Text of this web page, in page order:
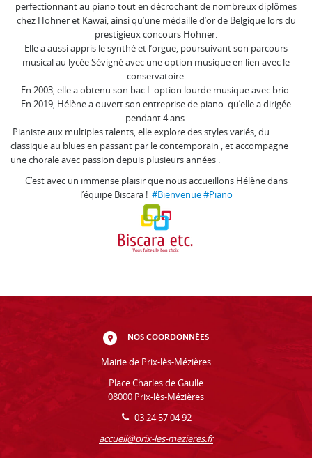
perfectionnant au piano tout en décrochant de nombreux diplômes
chez Hohner et Kawai, ainsi qu’une médaille d’or de Belgique lors du
prestigieux concours Hohner.
Elle a aussi appris le synthé et l’orgue, poursuivant son parcours
musical au lycée Sévigné avec une option musique en lien avec le
conservatoire.
En 2003, elle a obtenu son bac L option lourde musique avec brio.
En 2019, Hélène a ouvert son entreprise de piano qu’elle a dirigée
pendant 4 ans.
Pianiste aux multiples talents, elle explore des styles variés, du
classique au blues en passant par le contemporain , et accompagne
une chorale avec passion depuis plusieurs années .
C’est avec un immense plaisir que nous accueillons Hélène dans
l’équipe Biscara ! #Bienvenue #Piano
NOS COORDONNÉES
Mairie de Prix-lès-Mézières
Place Charles de Gaulle
08000 Prix-lès-Mézières
03 24 57 04 92
accueil@prix-les-mezieres.fr